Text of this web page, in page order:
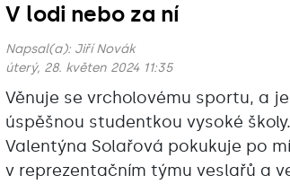
V lodi nebo za ní
Napsal(a): Jiří Novák
úterý, 28. květen 2024 11:35
Věnuje se vrcholovému sportu, a
úspěšnou studentkou vysoké školy.
Valentýna Solařová pokukuje po
v reprezentačním týmu veslařů a